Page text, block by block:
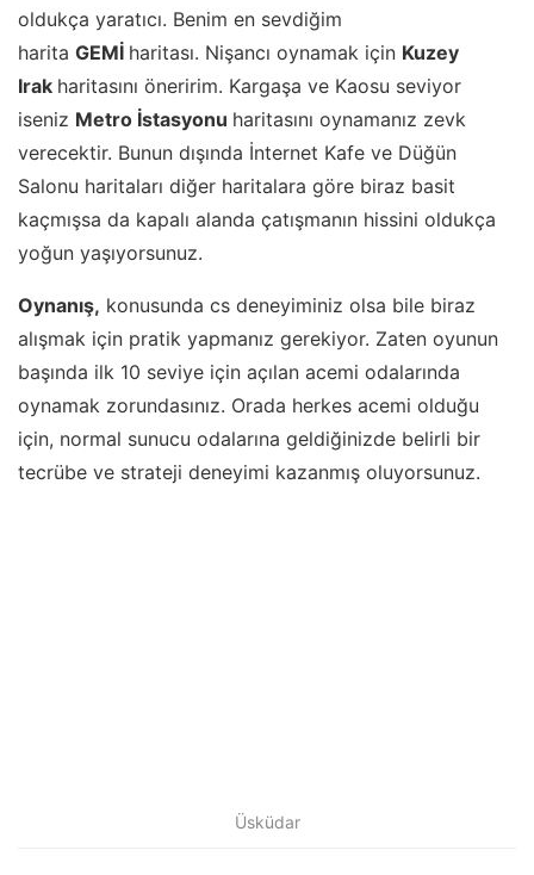
oldukça yaratıcı. Benim en sevdiğim
harita GEMİ haritası. Nişancı oynamak için Kuzey
Irak haritasını öneririm. Kargaşa ve Kaosu seviyor
iseniz Metro İstasyonu haritasını oynamanız zevk
verecektir. Bunun dışında İnternet Kafe ve Düğün
Salonu haritaları diğer haritalara göre biraz basit
kaçmışsa da kapalı alanda çatışmanın hissini oldukça
yoğun yaşıyorsunuz.
Oynanış, konusunda cs deneyiminiz olsa bile biraz
alışmak için pratik yapmanız gerekiyor. Zaten oyunun
başında ilk 10 seviye için açılan acemi odalarında
oynamak zorundasınız. Orada herkes acemi olduğu
için, normal sunucu odalarına geldiğinizde belirli bir
tecrübe ve strateji deneyimi kazanmış oluyorsunuz.
Üsküdar